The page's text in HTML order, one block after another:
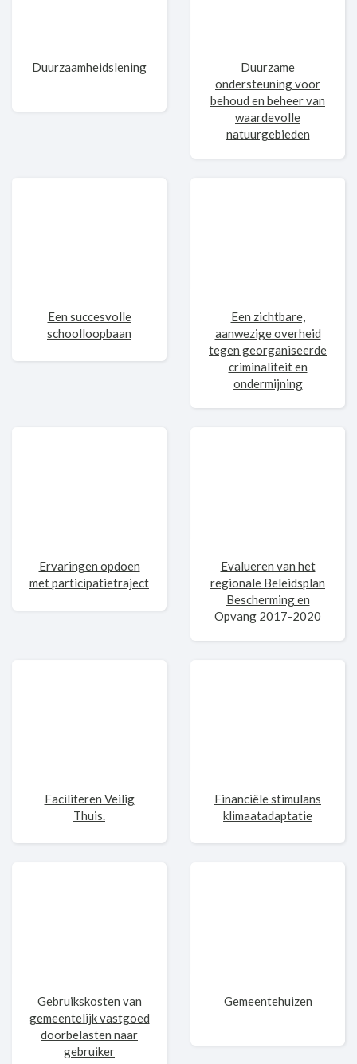
Duurzaamheidslening
Duurzame
ondersteuning voor
behoud en beheer van
waardevolle
natuurgebieden
Een succesvolle
schoolloopbaan
Een zichtbare,
aanwezige overheid
tegen georganiseerde
criminaliteit en
ondermijning
Ervaringen opdoen
met participatietraject
Evalueren van het
regionale Beleidsplan
Bescherming en
Opvang 2017-2020
Faciliteren Veilig
Thuis.
Financiële stimulans
klimaatadaptatie
Gebruikskosten van
gemeentelijk vastgoed
doorbelasten naar
gebruiker
Gemeentehuizen